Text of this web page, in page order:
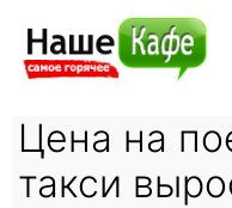
Цена на
такси